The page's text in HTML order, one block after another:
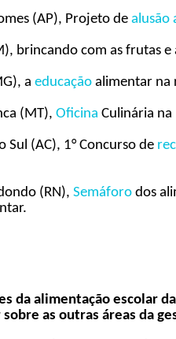
(AP), Projeto de alusão
brincando com as frutas e
a educaçãoalimentar na
(MT), Oficina Culinária
Sul (AC), 1° Concurso de
(RN), Semáforodos
da alimentação escolar
as outras áreas da